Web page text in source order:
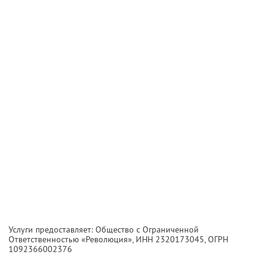
Услуги предоставляет: Общество с Ограниченной
Ответственностью «Революция», ИНН 2320173045, ОГРН
1092366002376